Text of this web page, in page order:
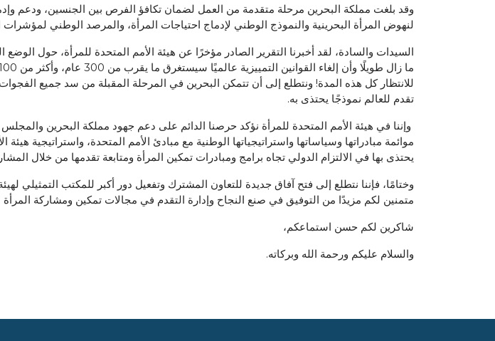
وقد بلغت مملكة البحرين مرحلة متقدمة من العمل لضمان تكافؤ الفرص بين الجنسين، ودعم
لنهوض المرأة البحرينية والنموذج الوطني لإدماج احتياجات المرأة، والمرصد الوطني لمؤشرات
السيدات والسادة، لقد أخبرنا التقرير الصادر مؤخرًا عن هيئة الأمم المتحدة للمرأة، حول
للانتظار كل هذه المدة! ونتطلع إلى أن تتمكن البحرين في المرحلة المقبلة من سد جميع
تقدم للعالم نموذجًا يحتذى به.
وإننا في هيئة الأمم المتحدة للمرأة نؤكد حرصنا الدائم على دعم جهود مملكة البحرين
موائمة مبادراتها وسياساتها واستراتيجياتها الوطنية مع مبادئ الأمم المتحدة، واستراتيجية
يحتذى بها في الالتزام الدولي تجاه برامج ومبادرات تمكين المرأة ومتابعة تقدمها من خلال
وختامًا، فإننا نتطلع إلى فتح آفاق جديدة للتعاون المشترك وتفعيل دور أكبر للمكتب التمثيلي
متمنين لكم مزيدًا من التوفيق في صنع النجاح وإدارة التقدم في مجالات تمكين ومشاركة
شاكرين لكم حسن استماعكم،
والسلام عليكم ورحمة الله وبركاته.